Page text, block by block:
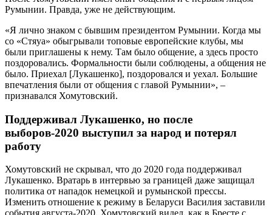
Румынии. Правда, уже не действующим.
«Я лично знаком с бывшим президентом Румынии. Когда мы
со «Стяуа» обыгрывали топовые европейские клубы, мы
были приглашены к нему. Там было общение, а здесь просто
поздоровались. Формальности были соблюдены, а общения не
было. Приехал [Лукашенко], поздоровался и уехал. Большие
впечатления были от общения с главой Румынии», –
признавался Хомутовский.
Поддерживал Лукашенко, но после
выборов-2020 выступил за народ и потерял
работу
Хомутовский не скрывал, что до 2020 года поддерживал
Лукашенко. Вратарь в интервью за границей даже защищал
политика от нападок немецкой и румынской прессы.
Изменить отношение к режиму в Беларуси Василия заставили